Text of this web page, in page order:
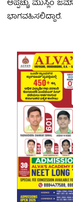
ಅಪ್ಪಚ್ಚು, ಮುಸ್ಲಿಂ
ಭಾಗವಹಿಸಲಿದ್ದಾರೆ.